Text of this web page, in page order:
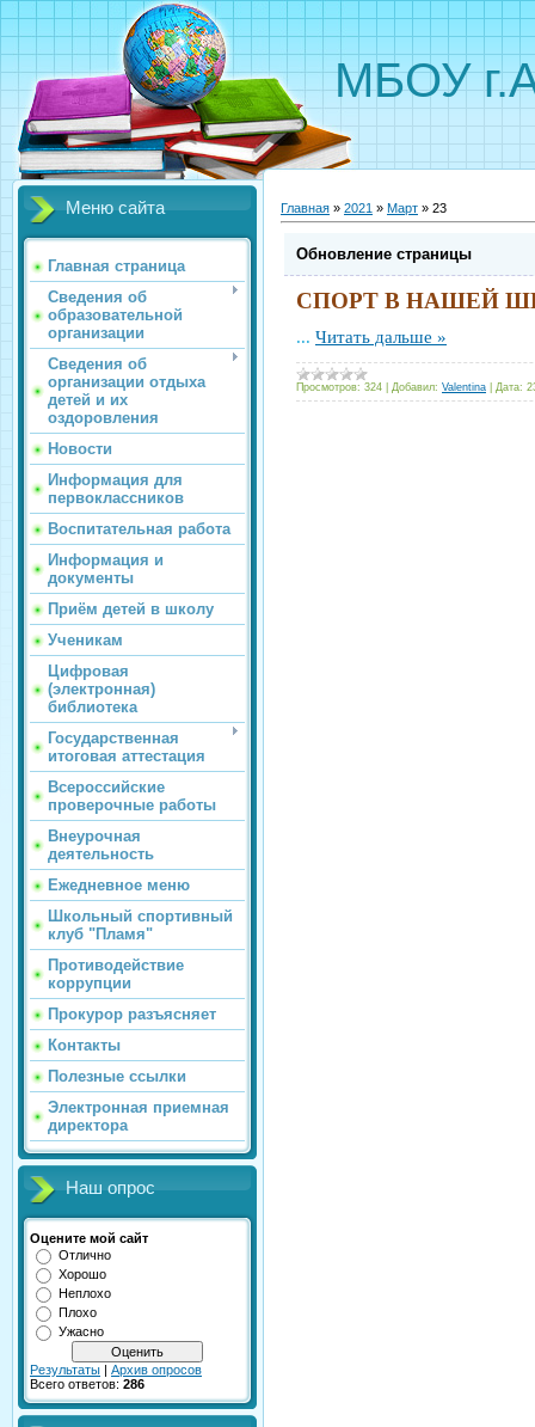
МБОУ
Меню сайта
Главная страница
Сведения об
образовательной
организации
Сведения об
организации отдыха
детей и их
оздоровления
Новости
Информация для
первоклассников
Воспитательная работа
Информация и
документы
Приём детей в школу
Ученикам
Цифровая
(электронная)
библиотека
Государственная
итоговая аттестация
Всероссийские
проверочные работы
Внеурочная
деятельность
Ежедневное меню
Школьный спортивный
клуб "Пламя"
Противодействие
коррупции
Прокурор разъясняет
Контакты
Полезные ссылки
Электронная приемная
директора
Наш опрос
Оцените мой сайт
Отлично
Хорошо
Неплохо
Плохо
Ужасно
Результаты | Архив опросов
Всего ответов: 286
Главная » 2021 » Март » 23
Обновление страницы
СПОРТ В НАШЕЙ
... Читать дальше »
Просмотров: 324 Добавил: Valentina Дата: